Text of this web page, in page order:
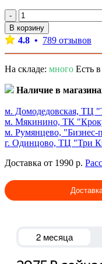
-
В корзину
4.8 • 789 отзывов
На складе: много Есть
Наличие в
м. Домодедовская, ТЦ
м. Мякинино, ТК
м. Румянцево, "Бизнес-
г. Одинцово, ТЦ "Три
Доставка от 1990 р.